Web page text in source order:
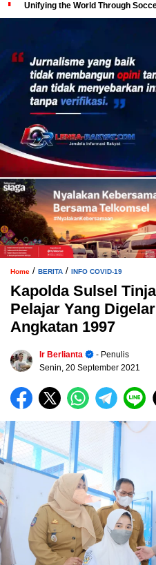
Unifying the World Through
Home / BERITA / INFO COVID-19
Kapolda Sulsel
Pelajar Yang
Angkatan 1997
Ir Berlianta
- Penulis
Senin, 20 September 2021